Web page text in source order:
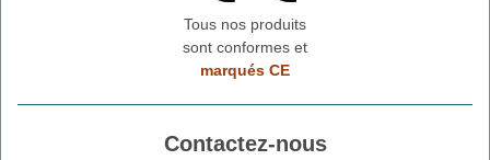
Tous nos produits
sont conformes et
marqués CE
Contactez-nous